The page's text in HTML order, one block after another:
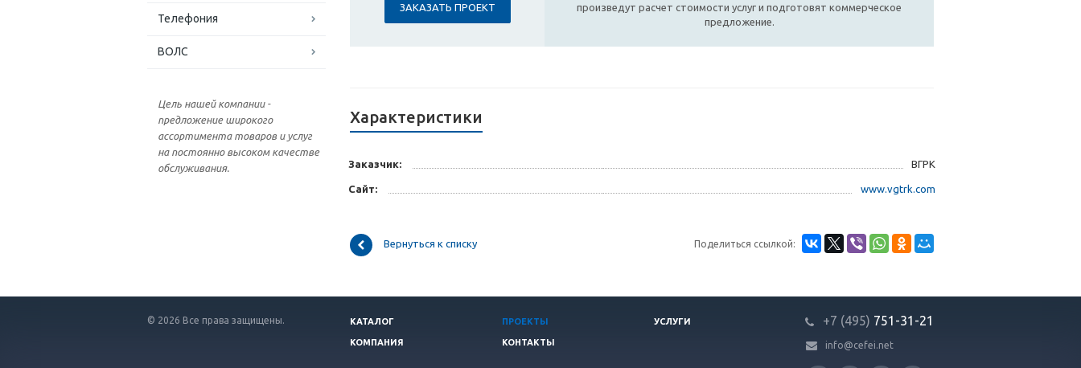
Телефония
ВОЛС
Цель нашей компании -
предложение широкого
ассортимента товаров и услуг
на постоянно высоком качестве
обслуживания.
ЗАКАЗАТЬ ПРОЕКТ
произведут расчет стоимости услуг и подготовят коммерческое
предложение.
Характеристики
Заказчик: ВГРК
Сайт: www.vgtrk.com
Поделиться ссылкой:
Вернуться к списку
© 2026 Все права защищены. КАТАЛОГ ПРОЕКТЫ УСЛУГИ
КОМПАНИЯ КОНТАКТЫ
+7 (495) 751-31 -21
info@cefei.net